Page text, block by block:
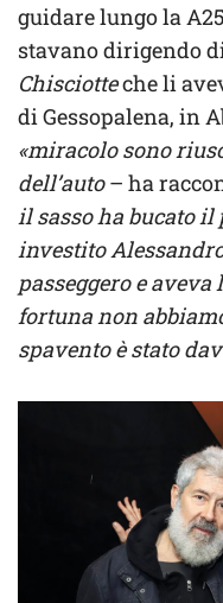
guidare lungo la
stavano dirigendo
Chisciotteche li
di Gessopalena, in
«miracolo sono
dell’auto– ha
il sasso ha bucato
investito
passeggero e
fortuna non
spavento è stato